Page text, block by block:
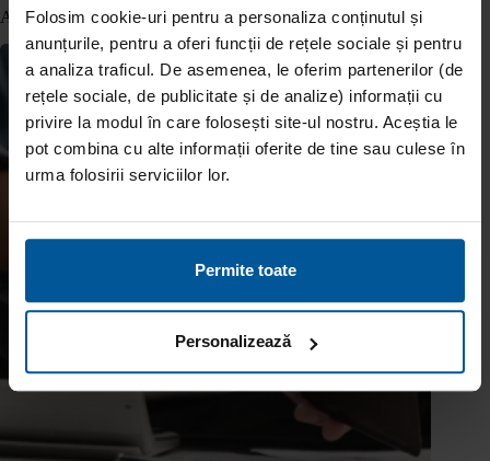
Folosim cookie-uri pentru a personaliza conținutul și
anunțurile, pentru a oferi funcții de rețele sociale și pentru
a analiza traficul. De asemenea, le oferim partenerilor (de
rețele sociale, de publicitate și de analize) informații cu
privire la modul în care folosești site-ul nostru. Aceștia le
pot combina cu alte informații oferite de tine sau culese în
urma folosirii serviciilor lor.
Permite toate
Personalizează
Articole similare